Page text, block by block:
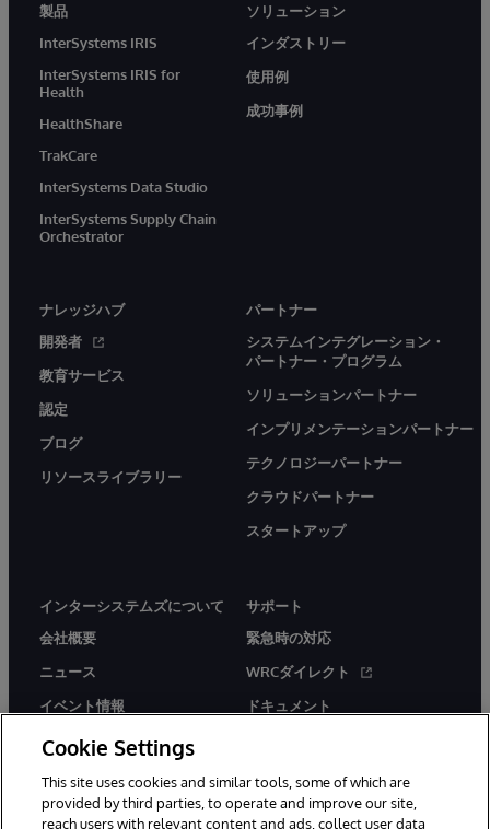
製品
InterSystems IRIS
InterSystems IRIS for
Health
HealthShare
TrakCare
InterSystems Data Studio
InterSystems Supply Chain
Orchestrator
ソリューション
インダストリー
使用例
成功事例
ナレッジハブ
開発者
教育サービス
認定
ブログ
リソースライブラリー
パートナー
システムインテグレーション・
パートナー・プログラム
ソリューションパートナー
インプリメンテーションパートナー
テクノロジーパートナー
クラウドパートナー
スタートアップ
インターシステムズについて
会社概要
ニュース
イベント情報
採用情報
サポート
緊急時の対応
WRCダイレクト
ドキュメント
Cookie Settings
This site uses cookies and similar tools, some of which are
provided by third parties, to operate and improve our site,
reach users with relevant content and ads, collect user data